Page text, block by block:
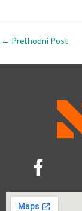
← Prethodni Post